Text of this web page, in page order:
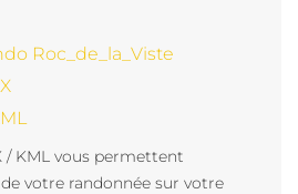
Roc_de_la_Viste
/ KML vous permettent
votre randonnée sur votre